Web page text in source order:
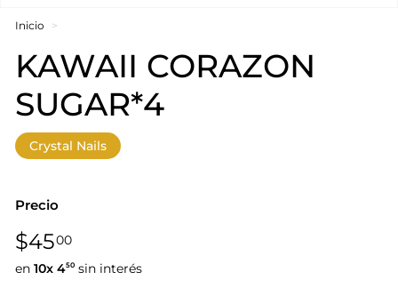
Inicio >
KAWAII CORAZON
SUGAR*4
Crystal Nails
Precio
Precio
habitual
$4500$45,00
en 10x 450 sin interés